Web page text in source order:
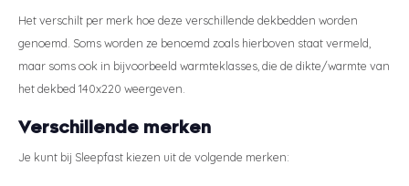
Het verschilt per merk hoe deze verschillende dekbedden worden
genoemd. Soms worden ze benoemd zoals hierboven staat vermeld,
maar soms ook in bijvoorbeeld warmteklasses, die de dikte/warmte van
het dekbed 140x220 weergeven.
Verschillende merken
Je kunt bij Sleepfast kiezen uit de volgende merken: